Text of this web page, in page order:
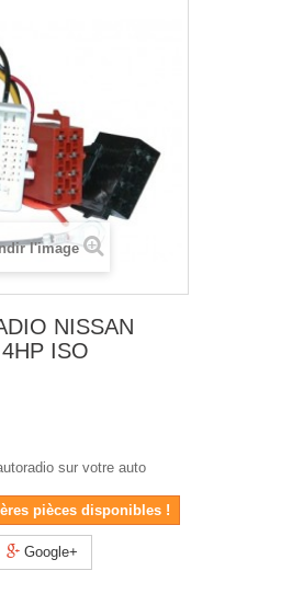
l'image
NISSAN
ISO
sur votre auto
pièces disponibles !
Google+